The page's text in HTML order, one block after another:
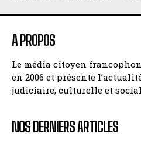
A PROPOS
Le média citoyen
en 2006 et présente
judiciaire, culturelle et
NOS DERNIERS ARTICLES